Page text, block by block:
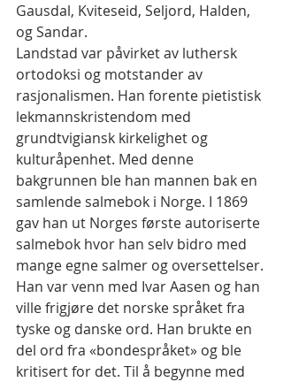
Gausdal, Kviteseid, Seljord, Halden,
og Sandar.
Landstad var påvirket av luthersk
ortodoksi og motstander av
rasjonalismen. Han forente pietistisk
lekmannskristendom med
grundtvigiansk kirkelighet og
kulturåpenhet. Med denne
bakgrunnen ble han mannen bak en
samlende salmebok i Norge. I 1869
gav han ut Norges første autoriserte
salmebok hvor han selv bidro med
mange egne salmer og oversettelser.
Han var venn med Ivar Aasen og han
ville frigjøre det norske språket fra
tyske og danske ord. Han brukte en
del ord fra «bondespråket» og ble
kritisert for det. Til å begynne med